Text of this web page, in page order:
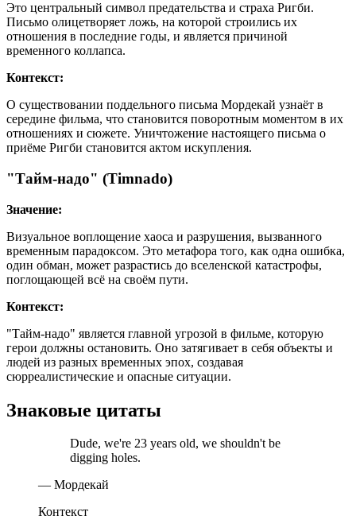
Это центральный символ предательства и страха Ригби.
Письмо олицетворяет ложь, на которой строились их
отношения в последние годы, и является причиной
временного коллапса.
Контекст:
О существовании поддельного письма Мордекай узнаёт в
середине фильма, что становится поворотным моментом в их
отношениях и сюжете. Уничтожение настоящего письма о
приёме Ригби становится актом искупления.
"Тайм-надо" (Timnado)
Значение:
Визуальное воплощение хаоса и разрушения, вызванного
временным парадоксом. Это метафора того, как одна ошибка,
один обман, может разрастись до вселенской катастрофы,
поглощающей всё на своём пути.
Контекст:
"Тайм-надо" является главной угрозой в фильме, которую
герои должны остановить. Оно затягивает в себя объекты и
людей из разных временных эпох, создавая
сюрреалистические и опасные ситуации.
Знаковые цитаты
Dude, we're 23 years old, we shouldn't be
digging holes.
— Мордекай
Контекст